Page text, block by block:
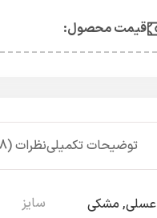
قیمت محصول:​
توضیحات تکمیلینظرات (8)
عسلی, مشکی سایز